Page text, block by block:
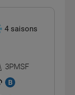
4 saisons
3PMSF
B